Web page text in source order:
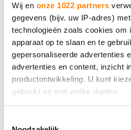
Wij en onze 1022 partners
gegevens (bijv. uw IP-adres)
technologieën zoals cookies om
apparaat op te slaan en te
gepersonaliseerde advertenties
advertenties en content, inzicht
productontwikkeling. U kunt
gebruikt en met welke doelen.
Sociaal
dienstverlening